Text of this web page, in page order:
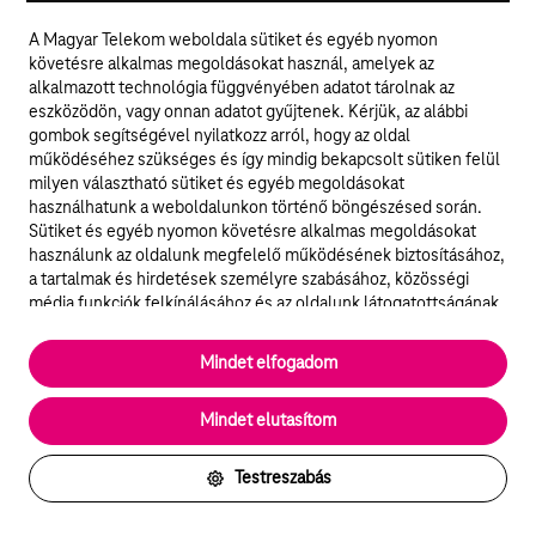
Keress az oldalon
Találd meg gyorsan és egyszerűen az információkat.
Jogi tudnivalók
ÁSZF
Adatvédelem
A Magyar Telekom weboldala sütiket és egyéb nyomon
követésre alkalmas megoldásokat használ, amelyek az
alkalmazott technológia függvényében adatot tárolnak az
eszközödön, vagy onnan adatot gyűjtenek. Kérjük, az alábbi
gombok segítségével nyilatkozz arról, hogy az oldal
működéséhez szükséges és így mindig bekapcsolt sütiken felül
milyen választható sütiket és egyéb megoldásokat
használhatunk a weboldalunkon történő böngészésed során.
Sütiket és egyéb nyomon követésre alkalmas megoldásokat
használunk az oldalunk megfelelő működésének biztosításához,
a tartalmak és hirdetések személyre szabásához, közösségi
média funkciók felkínálásához és az oldalunk látogatottságának
elengedhetetlenek a weboldal működéséhez és nem lehet
kikapcsolni őket a weboldal látogatása során rendszerünkből. A
statisztikai, vagy marketing célú sütik segítségével bizonyos
esetekben az oldalhasználattal kapcsolatos információkat is
megosztjuk hirdetési és elemzési szolgáltatásokat nyújtó
partnereinkkel.
Részletes sütitájékoztató/Partnerek
Testreszabás
Mindet elutasítom
Mindet elfogadom